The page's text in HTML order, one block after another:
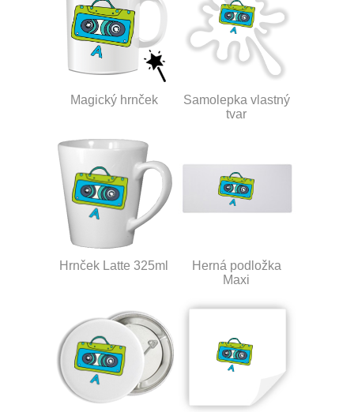
Magický hrnček
Samolepka vlastný
tvar
Hrnček Latte 325ml
Herná podložka
Maxi